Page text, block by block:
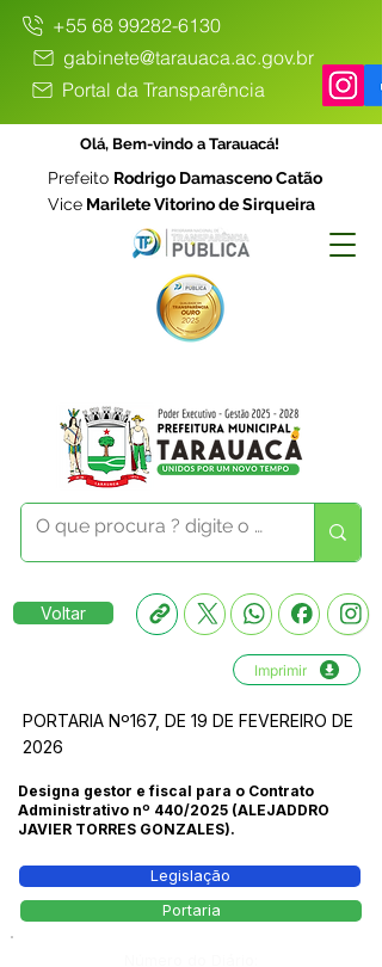
+55 68 99282-6130
gabinete@tarauaca.ac.gov.br
Portal da Transparência
Olá, Bem-vindo a Tarauacá!
Prefeito Rodrigo Damasceno Catão
Vice Marilete Vitorino de Sirqueira
Voltar
Imprimir
PORTARIA Nº167, DE 19 DE FEVEREIRO DE
2026
Designa gestor e fiscal para o Contrato
Administrativo nº 440/2025 (ALEJADDRO
JAVIER TORRES GONZALES).
Legislação
Portaria